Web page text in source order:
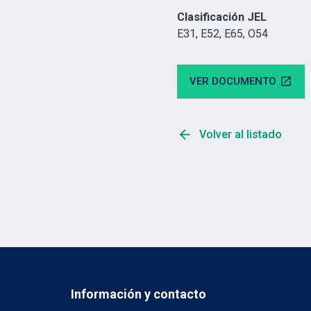
Clasificación JEL
E31, E52, E65, O54
VER DOCUMENTO open_in_new
arrow_back Volver al listado
Información y contacto